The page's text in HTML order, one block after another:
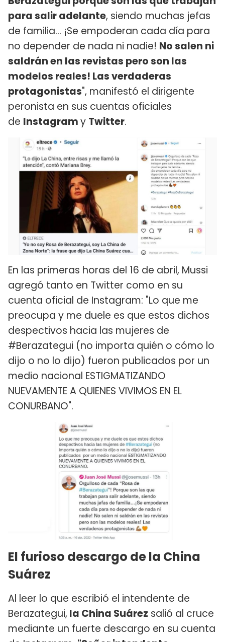
para salir adelante, siendo muchas jefas
de familia... ¡Se empoderan cada día para
no depender de nada ni nadie! No salen ni
saldrán en las revistas pero son las
modelos reales! Las verdaderas
protagonistas", manifestó el dirigente
peronista en sus cuentas oficiales
de Instagramy Twitter.
En las primeras horas del 16 de abril, Mussi
agregó tanto en Twitter como en su
cuenta oficial de Instagram: "Lo que me
preocupa y me duele es que estos dichos
despectivos hacia las mujeres de
#Berazategui (no importa quién o cómo lo
dijo o no lo dijo) fueron publicados por un
medio nacional ESTIGMATIZANDO
NUEVAMENTE A QUIENES VIVIMOS EN EL
CONURBANO".
El furioso descargo de la China
Suárez
Al leer lo que escribió el intendente de
Berazategui, la China Suárez salió al cruce
mediante un fuerte descargo en su cuenta